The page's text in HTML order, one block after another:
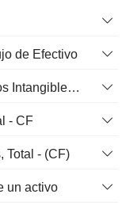
de Efectivo
Amortización de Goodwill y Activos Intangibles - (CF) - (Específico del Modelo)
- CF
Total - (CF)
un activo